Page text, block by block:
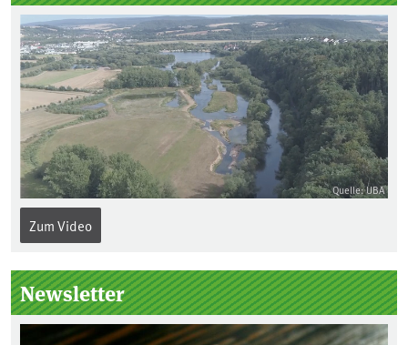
Quelle: UBA
Zum Video
Newsletter